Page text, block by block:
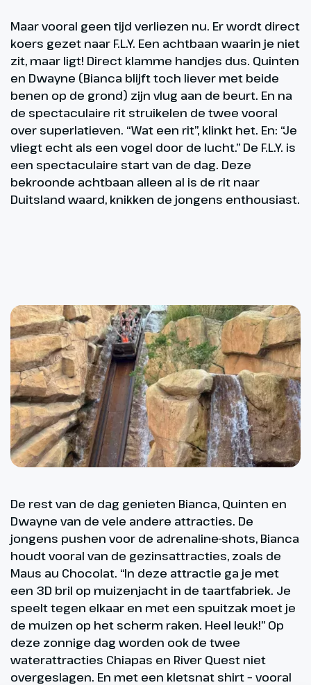
Maar vooral geen tijd verliezen nu. Er wordt direct
koers gezet naar F.L.Y. Een achtbaan waarin je niet
zit, maar ligt! Direct klamme handjes dus. Quinten
en Dwayne (Bianca blijft toch liever met beide
benen op de grond) zijn vlug aan de beurt. En na
de spectaculaire rit struikelen de twee vooral
over superlatieven. “Wat een rit”, klinkt het. En: “Je
vliegt echt als een vogel door de lucht.” De F.L.Y. is
een spectaculaire start van de dag. Deze
bekroonde achtbaan alleen al is de rit naar
Duitsland waard, knikken de jongens enthousiast.
De rest van de dag genieten Bianca, Quinten en
Dwayne van de vele andere attracties. De
jongens pushen voor de adrenaline-shots, Bianca
houdt vooral van de gezinsattracties, zoals de
Maus au Chocolat. “In deze attractie ga je met
een 3D bril op muizenjacht in de taartfabriek. Je
speelt tegen elkaar en met een spuitzak moet je
de muizen op het scherm raken. Heel leuk!” Op
deze zonnige dag worden ook de twee
waterattracties Chiapas en River Quest niet
overgeslagen. En met een kletsnat shirt – vooral